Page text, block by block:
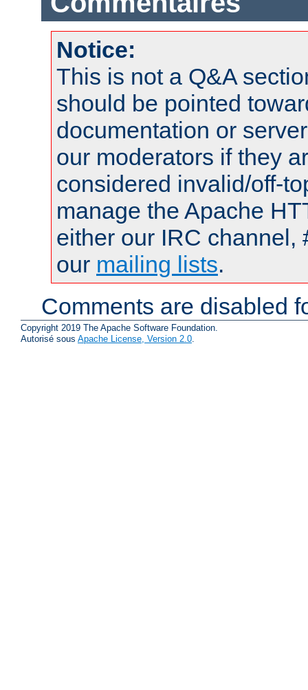
Notice:
This is not a Q&A
should be pointed
documentation or
our moderators if they
considered invalid/off-
manage the Apache
either our IRC channel,
our mailing lists.
Comments are disabled
Copyright 2019 The Apache Software Foundation.
Autorisé sous Apache License, Version 2.0